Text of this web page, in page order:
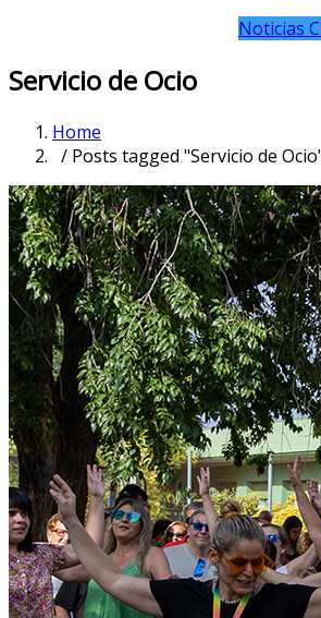
Noticias
Servicio de Ocio
Home
/ Posts tagged "Servicio de